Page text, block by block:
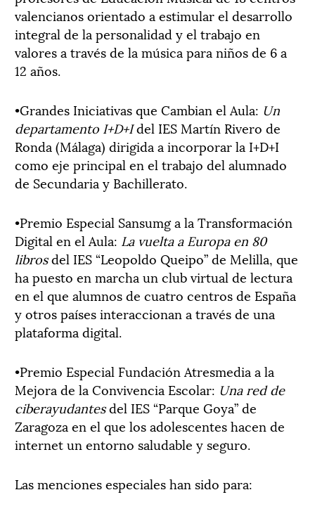
valencianos orientado a estimular el desarrollo
integral de la personalidad y el trabajo en
valores a través de la música para niños de 6 a
12 años.
•Grandes Iniciativas que Cambian el Aula: Un
departamento I+D+Idel IES Martín Rivero de
Ronda (Málaga) dirigida a incorporar la I+D+I
como eje principal en el trabajo del alumnado
de Secundaria y Bachillerato.
•Premio Especial Sansumg a la Transformación
Digital en el Aula: La vuelta a Europa en 80
librosdel IES “Leopoldo Queipo” de Melilla, que
ha puesto en marcha un club virtual de lectura
en el que alumnos de cuatro centros de España
y otros países interaccionan a través de una
plataforma digital.
•Premio Especial Fundación Atresmedia a la
Mejora de la Convivencia Escolar: Una red de
ciberayudantesdel IES “Parque Goya” de
Zaragoza en el que los adolescentes hacen de
internet un entorno saludable y seguro.
Las menciones especiales han sido para: